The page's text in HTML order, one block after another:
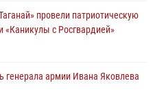
провели патриотическую
«Каникулы с Росгвардией»
генерала армии Ивана Яковлева